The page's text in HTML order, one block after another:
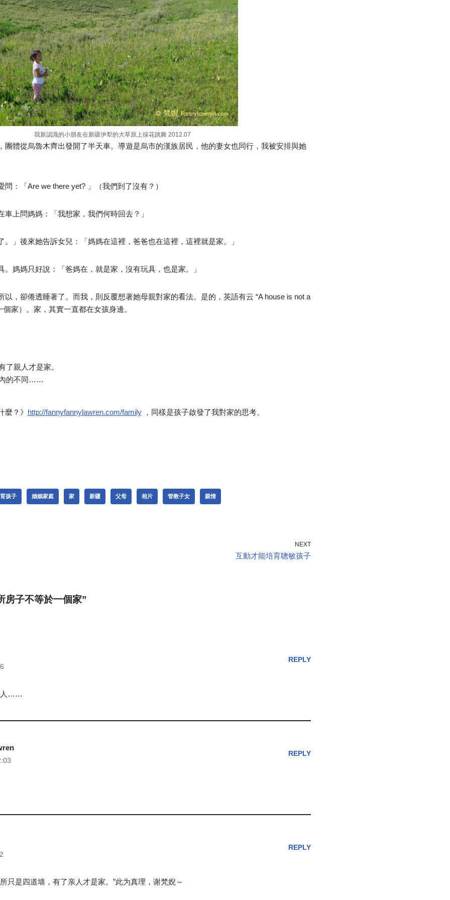
我新認識的小朋友在新疆伊犁的大草原上採花跳舞 2012.07
團體從烏魯木齊出發開了半天車。導遊是烏市的漢族居民，他的妻女也同行，我被安排與她
：「Are we there yet? 」（我們到了沒有？）
車上問媽媽：「我想家，我們何時回去？」
。」後來她告訴女兒：「媽媽在這裡，爸爸也在這裡，這裡就是家。」
媽媽只好說：「爸媽在，就是家，沒有玩具，也是家。」
以，卻倦透睡著了。而我，則反覆想著她母親對家的看法。是的，英語有云 “A house is not a
家）。家，其實一直都在女孩身邊。
了親人才是家。
的不同……
麼？》 http://fannyfannylawren.com/family，同樣是孩子啟發了我對家的思考。
孩子 婚姻家庭 家 新疆 父母 相片 管教子女 親情
NEXT
互動才能培育聰敏孩子
子不等於一個家”
REPLY
人……
REPLY
REPLY
只是四道墙，有了亲人才是家。”此为真理，谢梵婗～